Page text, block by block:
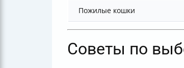
Пожилые кошки
Советы по